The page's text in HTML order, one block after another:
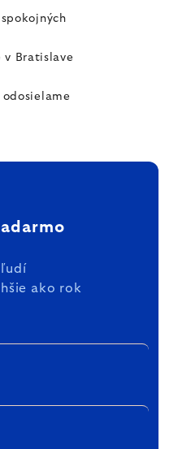
v Bratislave
ľudí
ako rok